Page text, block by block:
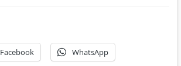
Facebook WhatsApp